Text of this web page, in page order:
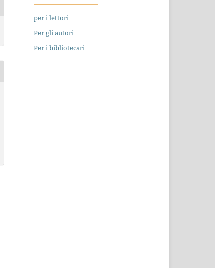
per i lettori
Per gli autori
Per i bibliotecari